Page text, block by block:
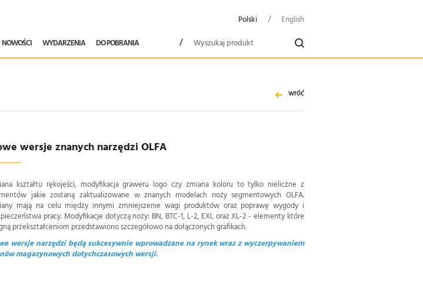
Polski /
English
NOWOŚCI WYDARZENIA DO POBRANIA /
wróć
wersje znanych narzędzi OLFA
kształtu rękojeści, modyfikacja graweru logo czy zmiana koloru to tylko nieliczne z
jakie zostaną zaktualizowane w znanych modelach noży segmentowych OLFA.
mają na celu między innymi zmniejszenie wagi produktów oraz poprawę wygody i
pracy. Modyfikacje dotyczą noży: BN, BTC-1, L-2, EXL oraz XL-2 - elementy które
przekształceniom przedstawiono szczegółowo na dołączonych grafikach.
wersje narzędzi będą sukcesywnie wprowadzane na rynek wraz z wyczerpywaniem
magazynowych dotychczasowych wersji.